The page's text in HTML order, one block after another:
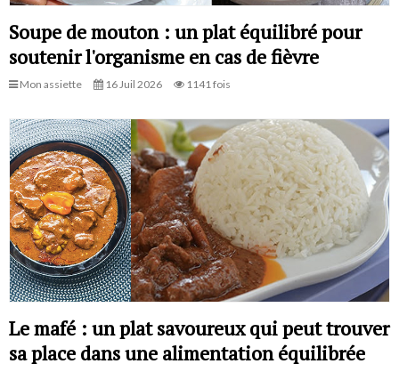
Soupe de mouton : un plat équilibré pour
soutenir l'organisme en cas de fièvre
Mon assiette 16 Juil 2026 1141 fois
Le mafé : un plat savoureux qui peut trouver
sa place dans une alimentation équilibrée